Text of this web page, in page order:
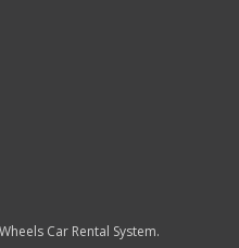
Car Rental System.